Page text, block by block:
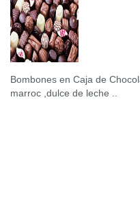
Bombones en Caja de
marroc ,dulce de leche ..